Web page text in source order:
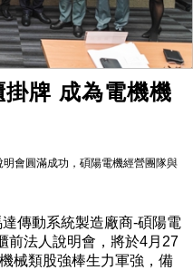
牌 成為電機機
會圓滿成功，碩陽電機經營團隊與
傳動系統製造廠商-碩陽電
前法人說明會，將於4月27
械類股強棒生力軍強，備